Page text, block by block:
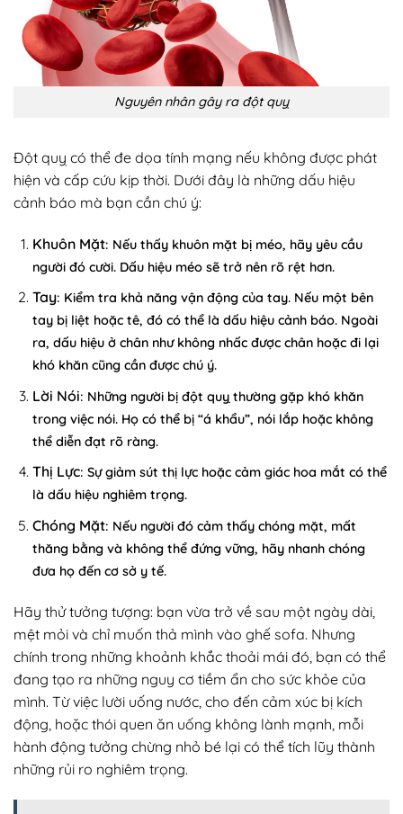
Nguyên nhân gây ra đột quỵ
Đột quỵ có thể đe dọa tính mạng nếu không được phát
hiện và cấp cứu kịp thời. Dưới đây là những dấu hiệu
cảnh báo mà bạn cần chú ý:
Khuôn Mặt: Nếu thấy khuôn mặt bị méo, hãy yêu cầu
người đó cười. Dấu hiệu méo sẽ trở nên rõ rệt hơn.
Tay: Kiểm tra khả năng vận động của tay. Nếu một bên
tay bị liệt hoặc tê, đó có thể là dấu hiệu cảnh báo. Ngoài
ra, dấu hiệu ở chân như không nhấc được chân hoặc đi lại
khó khăn cũng cần được chú ý.
Lời Nói: Những người bị đột quỵ thường gặp khó khăn
trong việc nói. Họ có thể bị “á khẩu”, nói lắp hoặc không
thể diễn đạt rõ ràng.
Thị Lực: Sự giảm sút thị lực hoặc cảm giác hoa mắt có thể
là dấu hiệu nghiêm trọng.
Chóng Mặt: Nếu người đó cảm thấy chóng mặt, mất
thăng bằng và không thể đứng vững, hãy nhanh chóng
đưa họ đến cơ sở y tế.
Hãy thử tưởng tượng: bạn vừa trở về sau một ngày dài,
mệt mỏi và chỉ muốn thả mình vào ghế sofa. Nhưng
chính trong những khoảnh khắc thoải mái đó, bạn có thể
đang tạo ra những nguy cơ tiềm ẩn cho sức khỏe của
mình. Từ việc lười uống nước, cho đến cảm xúc bị kích
động, hoặc thói quen ăn uống không lành mạnh, mỗi
hành động tưởng chừng nhỏ bé lại có thể tích lũy thành
những rủi ro nghiêm trọng.